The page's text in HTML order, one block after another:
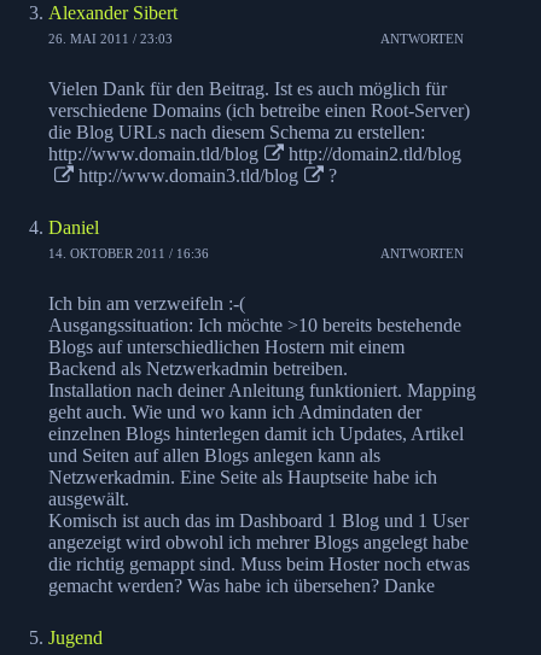
Alexander Sibert
26. MAI 2011 / 23:03 ANTWORTEN
Vielen Dank für den Beitrag. Ist es auch möglich für
verschiedene Domains (ich betreibe einen Root-Server)
die Blog URLs nach diesem Schema zu erstellen:
http://www.domain.tld/blog
http://domain2.tld/blog
http://www.domain3.tld/blog
?
Daniel
14. OKTOBER 2011 / 16:36 ANTWORTEN
Ich bin am verzweifeln :-(
Ausgangssituation: Ich möchte >10 bereits bestehende
Blogs auf unterschiedlichen Hostern mit einem
Backend als Netzwerkadmin betreiben.
Installation nach deiner Anleitung funktioniert. Mapping
geht auch. Wie und wo kann ich Admindaten der
einzelnen Blogs hinterlegen damit ich Updates, Artikel
und Seiten auf allen Blogs anlegen kann als
Netzwerkadmin. Eine Seite als Hauptseite habe ich
ausgewält.
Komisch ist auch das im Dashboard 1 Blog und 1 User
angezeigt wird obwohl ich mehrer Blogs angelegt habe
die richtig gemappt sind. Muss beim Hoster noch etwas
gemacht werden? Was habe ich übersehen? Danke
Jugend